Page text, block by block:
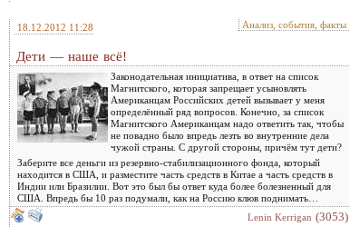
18.12.2012 11:28 Анализ, события, факты
Дети — наше всё!
Законодательная инициатива, в ответ на список
Магнитского, которая запрещает усыновлять
Американцам Российских детей вызывает у меня
определённый ряд вопросов. Конечно, за список
Магнитского Американцам надо ответить так, чтобы
не повадно было впредь лезть во внутренние дела
чужой страны. С другой стороны, причём тут дети?
Заберите все деньги из резервно-стабилизационного фонда, который
находится в США, и разместите часть средств в Китае а часть средств в
Индии или Бразилии. Вот это был бы ответ куда более болезненный для
США. Впредь бы 10 раз подумали, как на Россию клюв поднимать…
Lenin Kerrigan (3053)